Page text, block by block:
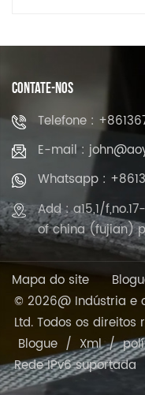
CONTATE-NOS
Telefone :
E-mail :
Whatsapp :
Add : a15,1/
of china (fujian)
Mapa do site
© 2026@ Indústria e
Ltd. Todos os
Blogue / Xml/
Rede IPv6 suportada